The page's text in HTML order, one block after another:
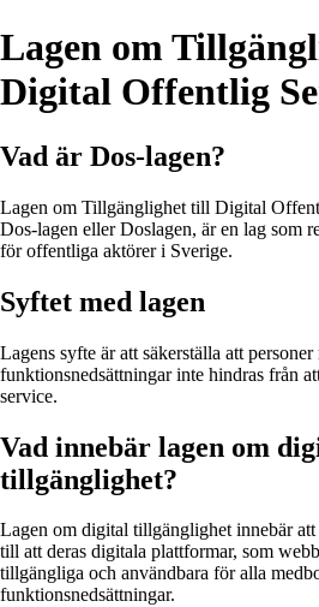
Lagen om
Digital Offentlig
Vad är Dos-lagen?
Lagen om Tillgänglighet till Digital
Dos-lagen eller Doslagen, är en lag som
för offentliga aktörer i Sverige.
Syftet med lagen
Lagens syfte är att säkerställa att
funktionsnedsättningar inte hindras från
service.
Vad innebär lagen om
tillgänglighet?
Lagen om digital tillgänglighet innebär
till att deras digitala plattformar, som
tillgängliga och användbara för alla
funktionsnedsättningar.